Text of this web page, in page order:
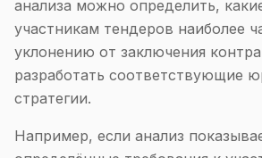
анализа можно определить,
участникам тендеров наиболее
уклонению от заключения
разработать соответствующие
стратегии.
Например, если анализ